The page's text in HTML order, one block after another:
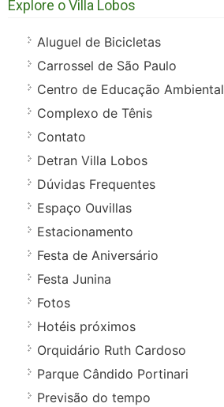
Explore o Villa Lobos
Aluguel de Bicicletas
Carrossel de São Paulo
Centro de Educação Ambiental
Complexo de Tênis
Contato
Detran Villa Lobos
Dúvidas Frequentes
Espaço Ouvillas
Estacionamento
Festa de Aniversário
Festa Junina
Fotos
Hotéis próximos
Orquidário Ruth Cardoso
Parque Cândido Portinari
Previsão do tempo